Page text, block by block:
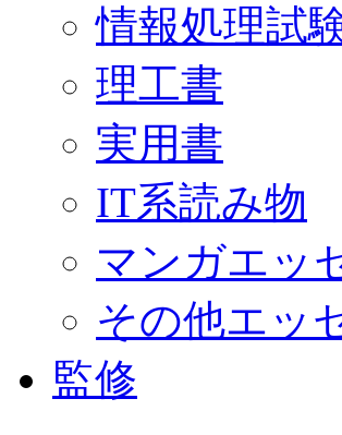
情報処理試
理工書
実用書
IT系読み物
マンガエッ
その他エッ
監修